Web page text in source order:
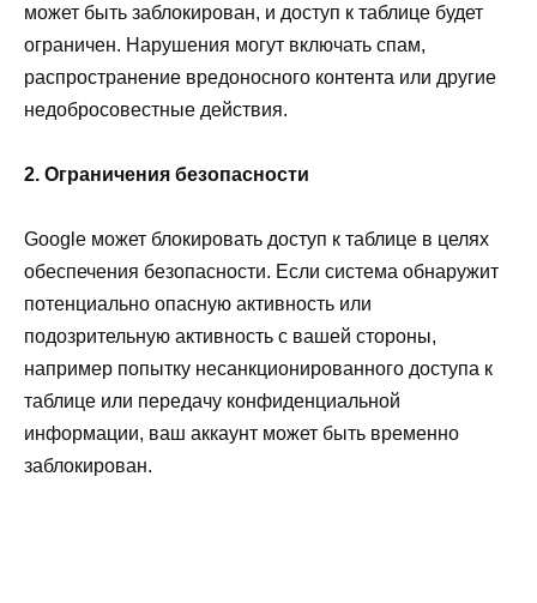
может быть заблокирован, и доступ к таблице будет
ограничен. Нарушения могут включать спам,
распространение вредоносного контента или другие
недобросовестные действия.
2. Ограничения безопасности
Google может блокировать доступ к таблице в целях
обеспечения безопасности. Если система обнаружит
потенциально опасную активность или
подозрительную активность с вашей стороны,
например попытку несанкционированного доступа к
таблице или передачу конфиденциальной
информации, ваш аккаунт может быть временно
заблокирован.